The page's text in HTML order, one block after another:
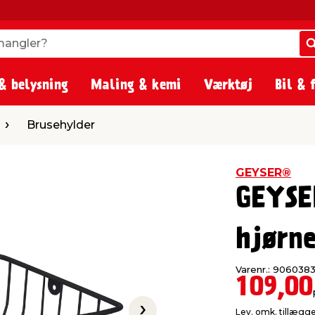
belysning Maling & kemi Værktøj Bil &
Brusehylder
GEYSER®
Varenr.: 9060383
109,00
Lev. omk.